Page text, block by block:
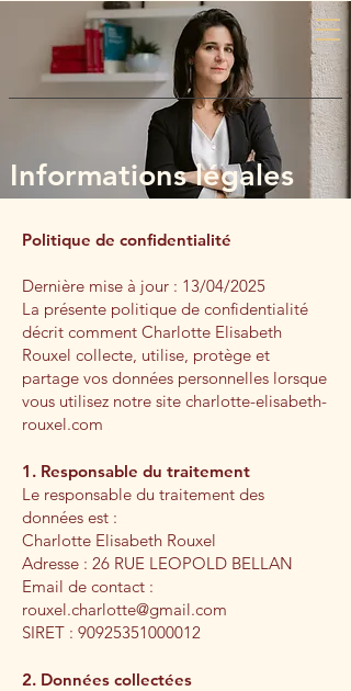
Informations légales
Charlotte Elisabeth ROUXEL
•Avocat à la Cour |
Politique de confidentialité
Dernière mise à jour : 13/04/2025
La présente politique de confidentialité
décrit comment Charlotte Elisabeth
Rouxel collecte, utilise, protège et
partage vos données personnelles lorsque
vous utilisez notre site charlotte-elisabeth-
rouxel.com
1. Responsable du traitement
Le responsable du traitement des
données est :
Charlotte Elisabeth Rouxel
Adresse : 26 RUE LEOPOLD BELLAN
Email de contact :
rouxel.charlotte@gmail.com
SIRET : 90925351000012
2. Données collectées